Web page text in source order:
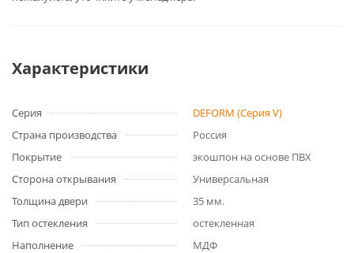
Характеристики
Серия
DEFORM (Серия V)
Страна производства
Россия
Покрытие
экошпон на основе ПВХ
Сторона открывания
Универсальная
Толщина двери
35 мм.
Тип остекления
остекленная
Наполнение
МДФ